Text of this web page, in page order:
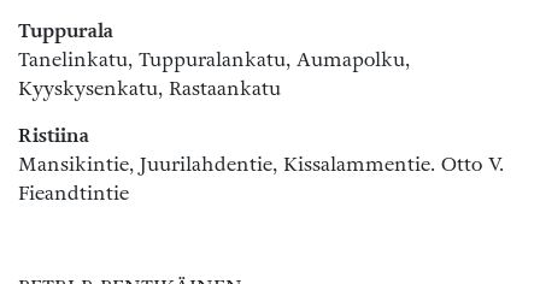
Tuppurala
Tanelinkatu, Tuppuralankatu, Aumapolku,
Kyyskysenkatu, Rastaankatu
Ristiina
Mansikintie, Juurilahdentie, Kissalammentie. Otto V.
Fieandtintie